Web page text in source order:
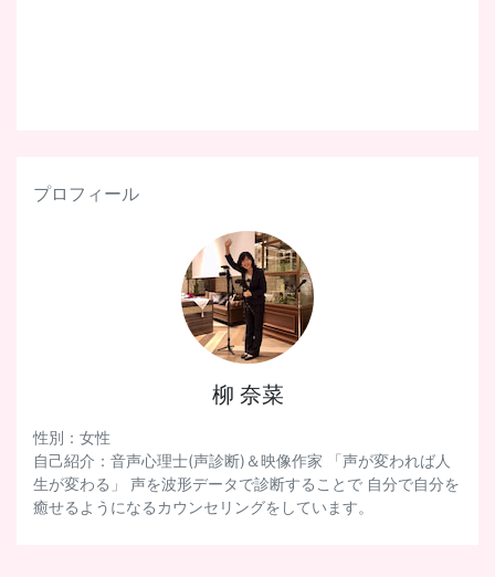
プロフィール
柳 奈菜
性別：女性
自己紹介：音声心理士(声診断)＆映像作家 「声が変われば人
生が変わる」 声を波形データで診断することで 自分で自分を
癒せるようになるカウンセリングをしています。